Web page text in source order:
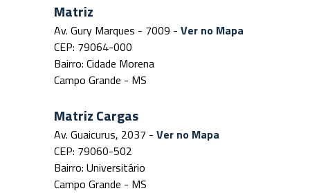
Matriz
Av. Gury Marques - 7009 - Ver no Mapa
CEP: 79064-000
Bairro: Cidade Morena
Campo Grande - MS
Matriz Cargas
Av. Guaicurus, 2037 - Ver no Mapa
CEP: 79060-502
Bairro: Universitário
Campo Grande - MS